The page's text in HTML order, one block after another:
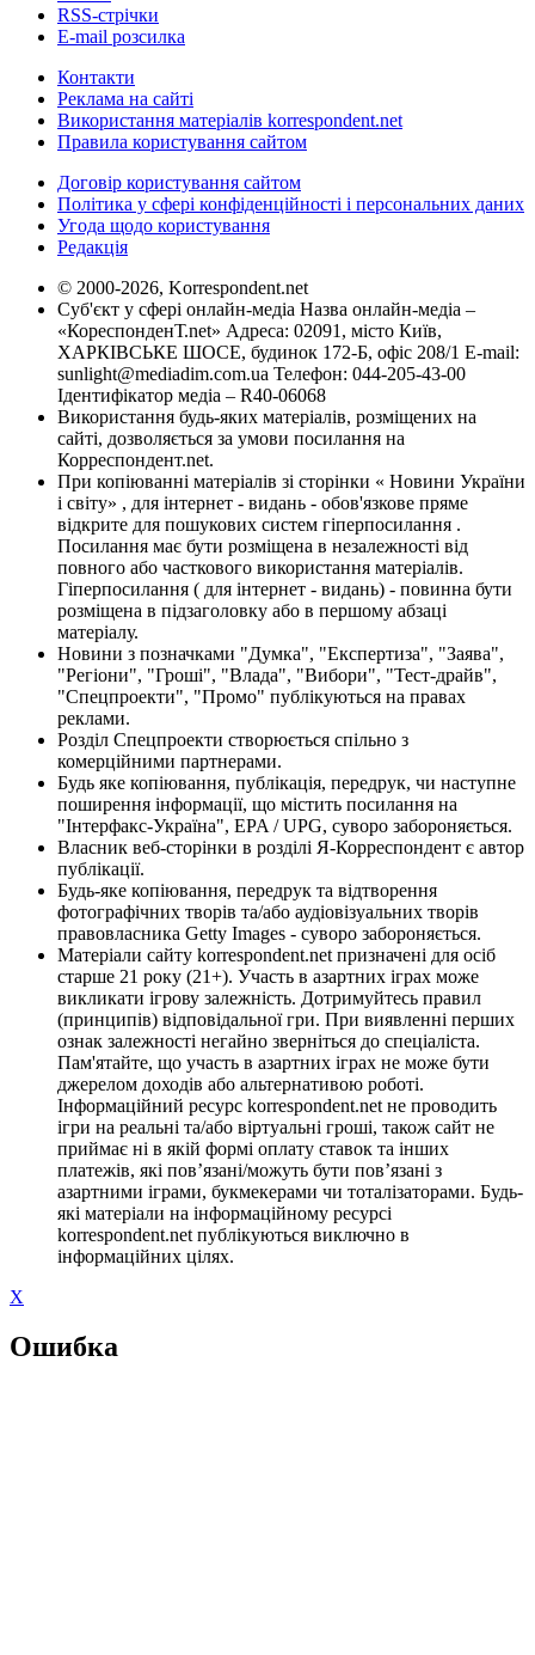
RSS-стрічки
E-mail розсилка
Контакти
Реклама на сайті
Використання матеріалів korrespondent.net
Правила користування сайтом
Договір користування сайтом
Політика у сфері конфіденційності і персональних даних
Угода щодо користування
Редакція
© 2000-2026, Korrespondent.net
Суб'єкт у сфері онлайн-медіа Назва онлайн-медіа –
«КореспонденТ.net» Адреса: 02091, місто Київ,
ХАРКІВСЬКЕ ШОСЕ, будинок 172-Б, офіс 208/1 E-mail:
sunlight@mediadim.com.ua Телефон: 044-205-43-00
Ідентифікатор медіа – R40-06068
Використання будь-яких матеріалів, розміщених на
сайті, дозволяється за умови посилання на
Корреспондент.net.
При копіюванні матеріалів зі сторінки « Новини України
і світу» , для інтернет - видань - обов'язкове пряме
відкрите для пошукових систем гіперпосилання .
Посилання має бути розміщена в незалежності від
повного або часткового використання матеріалів.
Гіперпосилання ( для інтернет - видань) - повинна бути
розміщена в підзаголовку або в першому абзаці
матеріалу.
Новини з позначками "Думка", "Експертиза", "Заява",
"Регіони", "Гроші", "Влада", "Вибори", "Тест-драйв",
"Спецпроекти", "Промо" публікуються на правах
реклами.
Розділ Спецпроекти створюється спільно з
комерційними партнерами.
Будь яке копіювання, публікація, передрук, чи наступне
поширення інформації, що містить посилання на
"Інтерфакс-Україна", EPA / UPG, суворо забороняється.
Власник веб-сторінки в розділі Я-Корреспондент є автор
публікації.
Будь-яке копіювання, передрук та відтворення
фотографічних творів та/або аудіовізуальних творів
правовласника Getty Images - суворо забороняється.
Матеріали сайту korrespondent.net призначені для осіб
старше 21 року (21+). Участь в азартних іграх може
викликати ігрову залежність. Дотримуйтесь правил
(принципів) відповідальної гри. При виявленні перших
ознак залежності негайно зверніться до спеціаліста.
Пам'ятайте, що участь в азартних іграх не може бути
джерелом доходів або альтернативою роботі.
Інформаційний ресурс korrespondent.net не проводить
ігри на реальні та/або віртуальні гроші, також сайт не
приймає ні в якій формі оплату ставок та інших
платежів, які пов’язані/можуть бути пов’язані з
азартними іграми, букмекерами чи тоталізаторами. Будь-
які матеріали на інформаційному ресурсі
korrespondent.net публікуються виключно в
інформаційних цілях.
X
Ошибка